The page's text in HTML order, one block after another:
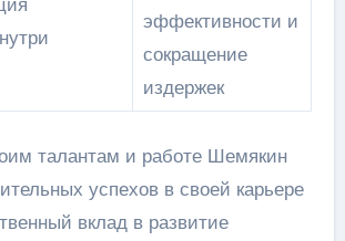
эффективности и
сокращение
издержек
талантам и работе Шемякин
успехов в своей карьере
вклад в развитие